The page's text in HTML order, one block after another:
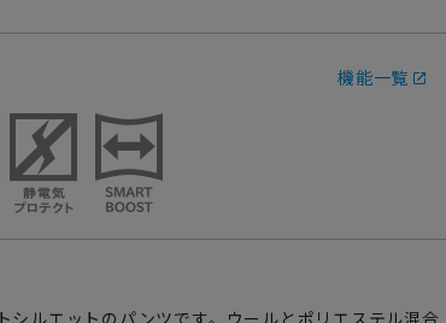
機能一覧